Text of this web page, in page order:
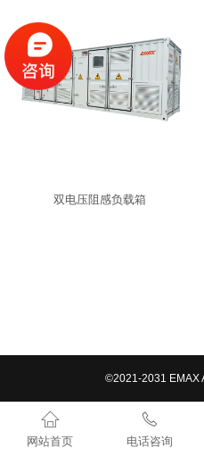
双电压阻感负载箱
©2021-2031 EMAX

网站首页

电话咨询